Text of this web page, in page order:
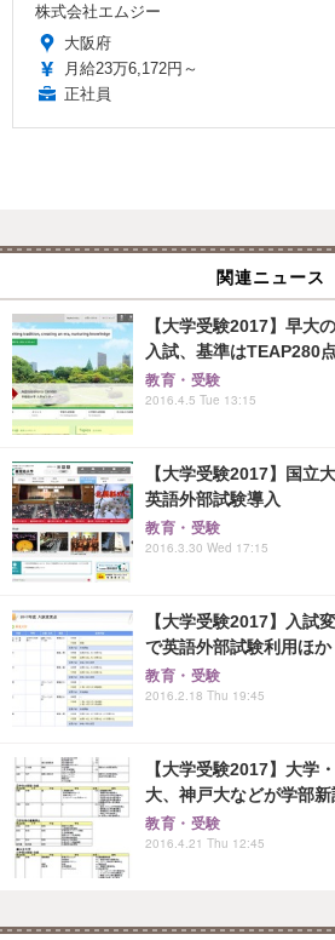
株式会社エムジー
大阪府
月給23万6,172円～
正社員
関連ニュース
【大学受験2017】早大
入試、基準はTEAP280
教育・受験
2016.4.5 Tue 13:15
【大学受験2017】国立
英語外部試験導入
教育・受験
2016.3.30 Wed 17:15
【大学受験2017】入試
で英語外部試験利用ほか
教育・受験
2016.2.18 Thu 19:45
【大学受験2017】大学
大、神戸大などが学部新
教育・受験
2016.4.21 Thu 12:45